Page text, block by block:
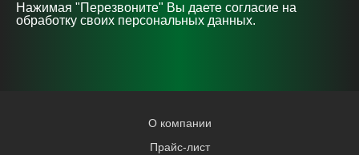
Нажимая "Перезвоните" Вы даете согласие на
обработку своих персональных данных.
О компании
Прайс-лист